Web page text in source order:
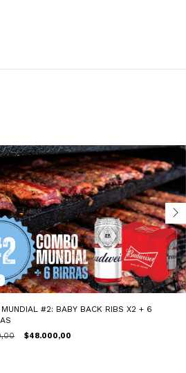
MUNDIAL #2: BABY BACK RIBS X2 + 6
$48.000,00